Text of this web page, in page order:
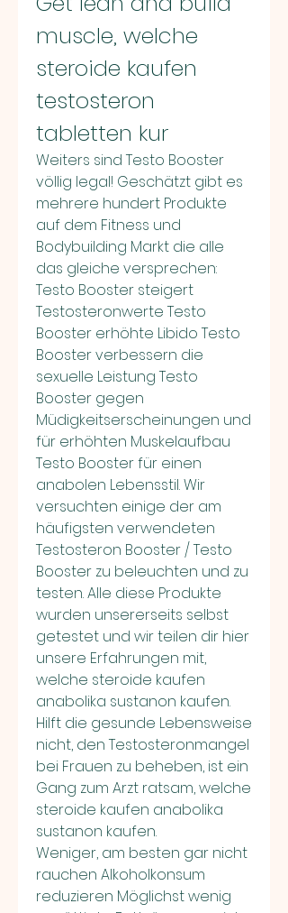
muscle, welche
steroide kaufen
testosteron
tabletten kur
Weiters sind Testo Booster
völlig legal! Geschätzt gibt es
mehrere hundert Produkte
auf dem Fitness und
Bodybuilding Markt die alle
das gleiche versprechen:
Testo Booster steigert
Testosteronwerte Testo
Booster erhöhte Libido Testo
Booster verbessern die
sexuelle Leistung Testo
Booster gegen
Müdigkeitserscheinungen und
für erhöhten Muskelaufbau
Testo Booster für einen
anabolen Lebensstil. Wir
versuchten einige der am
häufigsten verwendeten
Testosteron Booster / Testo
Booster zu beleuchten und zu
testen. Alle diese Produkte
wurden unsererseits selbst
getestet und wir teilen dir hier
unsere Erfahrungen mit,
welche steroide kaufen
anabolika sustanon kaufen.
Hilft die gesunde Lebensweise
nicht, den Testosteronmangel
bei Frauen zu beheben, ist ein
Gang zum Arzt ratsam, welche
steroide kaufen anabolika
sustanon kaufen.
Weniger, am besten gar nicht
rauchen Alkoholkonsum
reduzieren Möglichst wenig